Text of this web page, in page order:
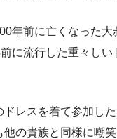
年前に亡くなった大
に流行した重々しい
ドレスを着て参加し
の貴族と同様に嘲笑